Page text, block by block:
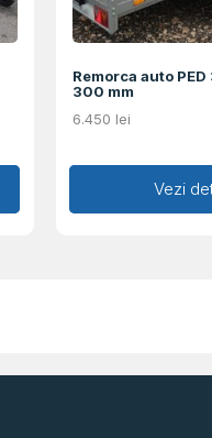
Remorca auto PED
300 mm
6.450 lei
Adaugă
Vezi